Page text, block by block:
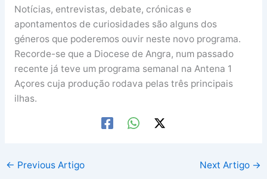
Notícias, entrevistas, debate, crónicas e
apontamentos de curiosidades são alguns dos
géneros que poderemos ouvir neste novo programa.
Recorde-se que a Diocese de Angra, num passado
recente já teve um programa semanal na Antena 1
Açores cuja produção rodava pelas três principais
ilhas.
← Previous Artigo Next Artigo →